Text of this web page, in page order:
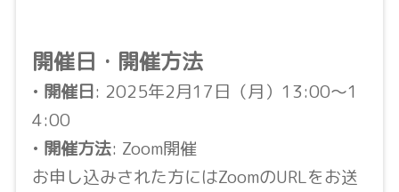
開催日・開催方法
• 開催日: 2025年2月17日（月）13:00〜1
4:00
• 開催方法: Zoom開催
お申し込みされた方にはZoomのURLをお送